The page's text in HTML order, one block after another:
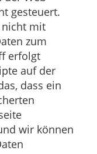
gesteuert.
nicht mit
zum
erfolgt
auf der
dass ein
wir können